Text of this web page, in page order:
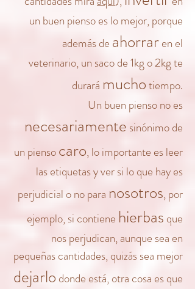
un buen pienso es lo mejor, porque
además de ahorraren el
veterinario, un saco de 1kg o 2kg te
durará muchotiempo.
Un buen pienso no es
necesariamente sinónimo de
un piensocaro, lo importante es leer
las etiquetas y ver si lo que hay es
perjudicial o no para nosotros, por
ejemplo, si contiene hierbas que
nos perjudican, aunque sea en
pequeñas cantidades, quizás sea mejor
dejarlo donde está, otra cosa es que